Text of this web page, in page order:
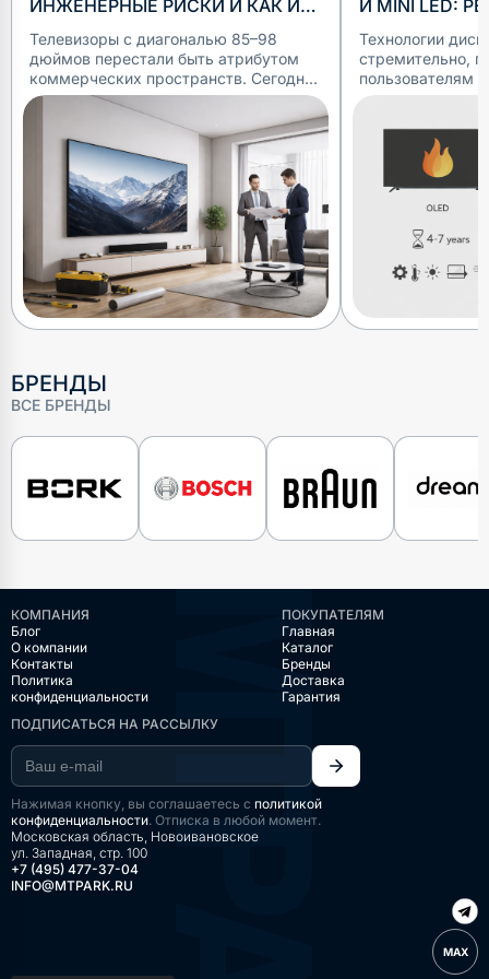
ИНЖЕНЕРНЫЕ РИСКИ И КАК ИХ
РЕШАТЬ В КВАРТИРЕ
Телевизоры с диагональю 85–98
дюймов перестали быть атрибутом
коммерческих пространств. Сегодня
их всё чаще пытаются вписать в
обычные городские квартиры.
Желание получить «эффект кино»
понятно — б
И MINI LED:
Технологии
стремительно,
пользователям
Light-Emitting
отличаются по
БРЕНДЫ
ВСЕ БРЕНДЫ
КОМПАНИЯ
Блог
О компании
Контакты
Политика
конфиденциальности
ПОКУПАТЕЛЯМ
Главная
Каталог
Бренды
Доставка
Гарантия
ПОДПИСАТЬСЯ НА РАССЫЛКУ
Нажимая кнопку, вы соглашаетесь с политикой
конфиденциальности. Отписка в любой момент.
Московская область, Новоивановское
ул. Западная, стр. 100
+7 (495) 477-37-04
INFO@MTPARK.RU
MAX